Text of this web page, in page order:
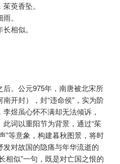
萸香坠。
。
相似。
。公元975年，南唐被北宋所
开封），封“违命侯”，实为阶
煜虽心怀不满却无法倾诉，
词以重阳节为背景，通过“茱
”等意象，构建暮秋图景，将时
对故国的隐痛与年华流逝的
相似”一句，既是对亡国之恨的